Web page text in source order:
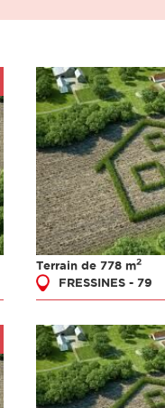
Terrain de 778 m2
FRESSINES - 79